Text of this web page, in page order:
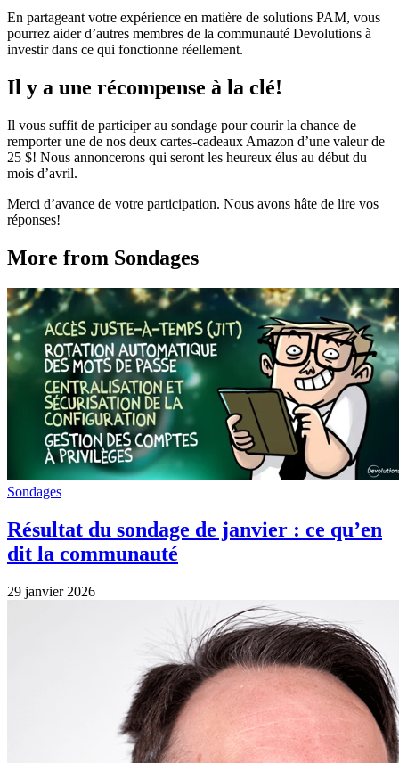
En partageant votre expérience en matière de solutions PAM, vous
pourrez aider d’autres membres de la communauté Devolutions à
investir dans ce qui fonctionne réellement.
Il y a une récompense à la clé!
Il vous suffit de participer au sondage pour courir la chance de
remporter une de nos deux cartes-cadeaux Amazon d’une valeur de
25 $! Nous annoncerons qui seront les heureux élus au début du
mois d’avril.
Merci d’avance de votre participation. Nous avons hâte de lire vos
réponses!
More from Sondages
Sondages
Résultat du sondage de janvier : ce qu’en
dit la communauté
29 janvier 2026